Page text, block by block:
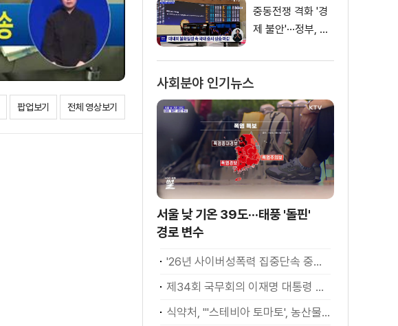
팝업보기 전체 영상보기
중동전쟁 격화 '경
제 불안'···정부, 금
소화
사회분야 인기뉴스
서울 낮 기온 39도···태풍 '돌핀'
경로 변수
'26년 사이버성폭력 집중단속 중간성과 발표···향후 추진계획은?
제34회 국무회의 이재명 대통령 모두발언
식약처, "'스테비아 토마토', 농산물 아닌 가공식품"